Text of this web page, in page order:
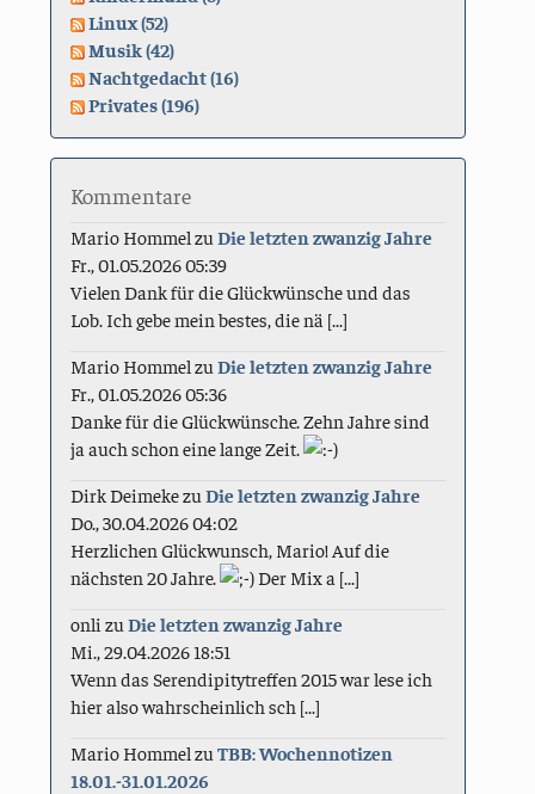
Linux (52)
Musik (42)
Nachtgedacht (16)
Privates (196)
Kommentare
Mario Hommel zuDie letzten zwanzig Jahre
Fr., 01.05.2026 05:39
Vielen Dank für die Glückwünsche und das
Lob. Ich gebe mein bestes, die nä [...]
Mario Hommel zuDie letzten zwanzig Jahre
Fr., 01.05.2026 05:36
Danke für die Glückwünsche. Zehn Jahre sind
ja auch schon eine lange Zeit.
Dirk DeimekezuDie letzten zwanzig Jahre
Do., 30.04.2026 04:02
Herzlichen Glückwunsch, Mario! Auf die
nächsten 20 Jahre.
Der Mix a [...]
onli zuDie letzten zwanzig Jahre
Mi., 29.04.2026 18:51
Wenn das Serendipitytreffen 2015 war lese ich
hier also wahrscheinlich sch [...]
Mario Hommel zuTBB: Wochennotizen
18.01.-31.01.2026